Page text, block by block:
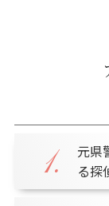
1.
元県
る探